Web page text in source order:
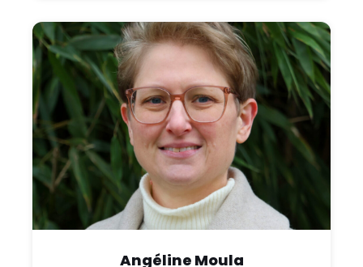
Angéline Moula